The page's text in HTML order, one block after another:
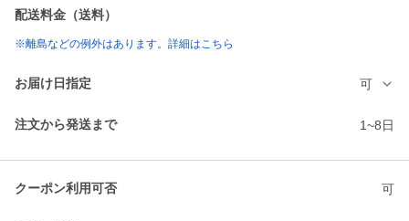
配送料金（送料）
※離島などの例外はあります。詳細はこちら
お届け日指定 可
注文から発送まで 1~8日
クーポン利用可否 可